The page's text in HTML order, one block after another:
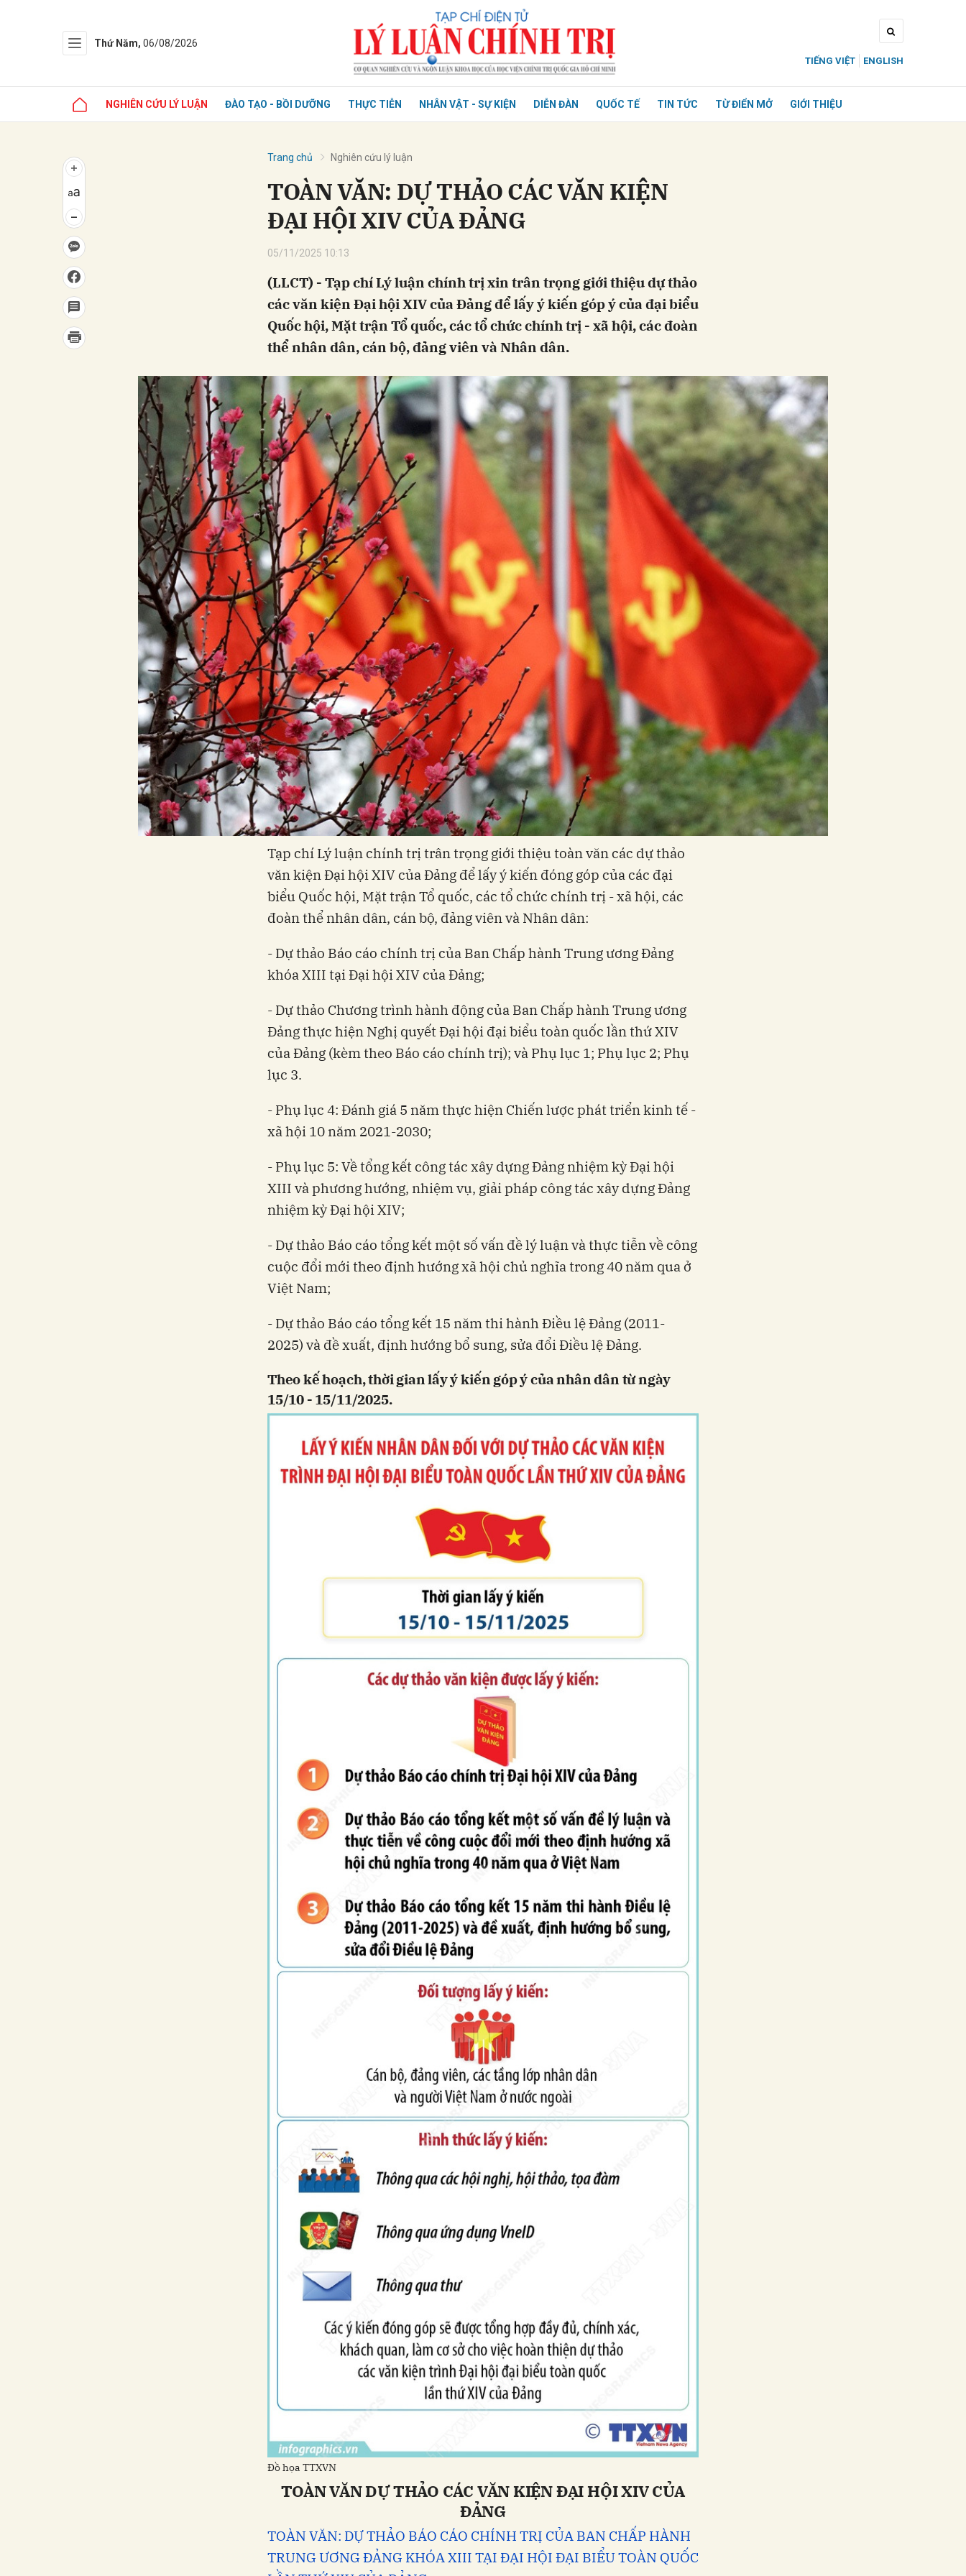
Thứ Năm, 06/08/2026
TIẾNG VIỆT ENGLISH
NGHIÊN CỨU LÝ LUẬN ĐÀO TẠO - BỒI DƯỠNG THỰC TIỄN NHÂN VẬT - SỰ KIỆN DIỄN ĐÀN QUỐC TẾ TIN TỨC TỪ ĐIỂN MỞ GIỚI THIỆU
Trang chủ Nghiên cứu lý luận
TOÀN VĂN: DỰ THẢO CÁC VĂN KIỆN
ĐẠI HỘI XIV CỦA ĐẢNG
05/11/2025 10:13
(LLCT) - Tạp chí Lý luận chính trị xin trân trọng giới thiệu dự thảo
các văn kiện Đại hội XIV của Đảng để lấy ý kiến góp ý của đại biểu
Quốc hội, Mặt trận Tổ quốc, các tổ chức chính trị - xã hội, các đoàn
thể nhân dân, cán bộ, đảng viên và Nhân dân.
Tạp chí Lý luận chính trị trân trọng giới thiệu toàn văn các dự thảo
văn kiện Đại hội XIV của Đảng để lấy ý kiến đóng góp của các đại
biểu Quốc hội, Mặt trận Tổ quốc, các tổ chức chính trị - xã hội, các
đoàn thể nhân dân, cán bộ, đảng viên và Nhân dân:
- Dự thảo Báo cáo chính trị của Ban Chấp hành Trung ương Đảng
khóa XIII tại Đại hội XIV của Đảng;
- Dự thảo Chương trình hành động của Ban Chấp hành Trung ương
Đảng thực hiện Nghị quyết Đại hội đại biểu toàn quốc lần thứ XIV
của Đảng (kèm theo Báo cáo chính trị); và Phụ lục 1; Phụ lục 2; Phụ
lục 3.
- Phụ lục 4: Đánh giá 5 năm thực hiện Chiến lược phát triển kinh tế -
xã hội 10 năm 2021-2030;
- Phụ lục 5: Về tổng kết công tác xây dựng Đảng nhiệm kỳ Đại hội
XIII và phương hướng, nhiệm vụ, giải pháp công tác xây dựng Đảng
nhiệm kỳ Đại hội XIV;
- Dự thảo Báo cáo tổng kết một số vấn đề lý luận và thực tiễn về công
cuộc đổi mới theo định hướng xã hội chủ nghĩa trong 40 năm qua ở
Việt Nam;
- Dự thảo Báo cáo tổng kết 15 năm thi hành Điều lệ Đảng (2011-
2025) và đề xuất, định hướng bổ sung, sửa đổi Điều lệ Đảng.
Theo kế hoạch, thời gian lấy ý kiến góp ý của nhân dân từ ngày
15/10 - 15/11/2025.
Đồ họa TTXVN
TOÀN VĂN DỰ THẢO CÁC VĂN KIỆN ĐẠI HỘI XIV CỦA
ĐẢNG
TOÀN VĂN: DỰ THẢO BÁO CÁO CHÍNH TRỊ CỦA BAN CHẤP HÀNH
TRUNG ƯƠNG ĐẢNG KHÓA XIII TẠI ĐẠI HỘI ĐẠI BIỂU TOÀN QUỐC